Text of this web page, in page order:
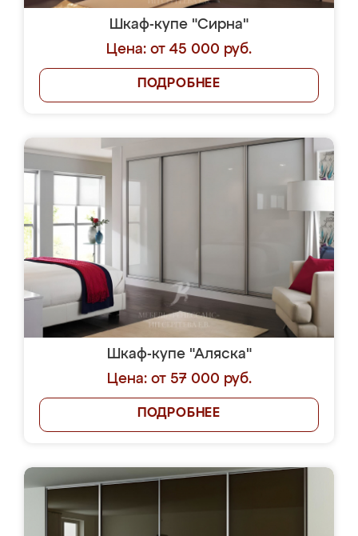
Шкаф-купе "Сирна"
Цена: от 45 000 руб.
ПОДРОБНЕЕ
Шкаф-купе "Аляска"
Цена: от 57 000 руб.
ПОДРОБНЕЕ